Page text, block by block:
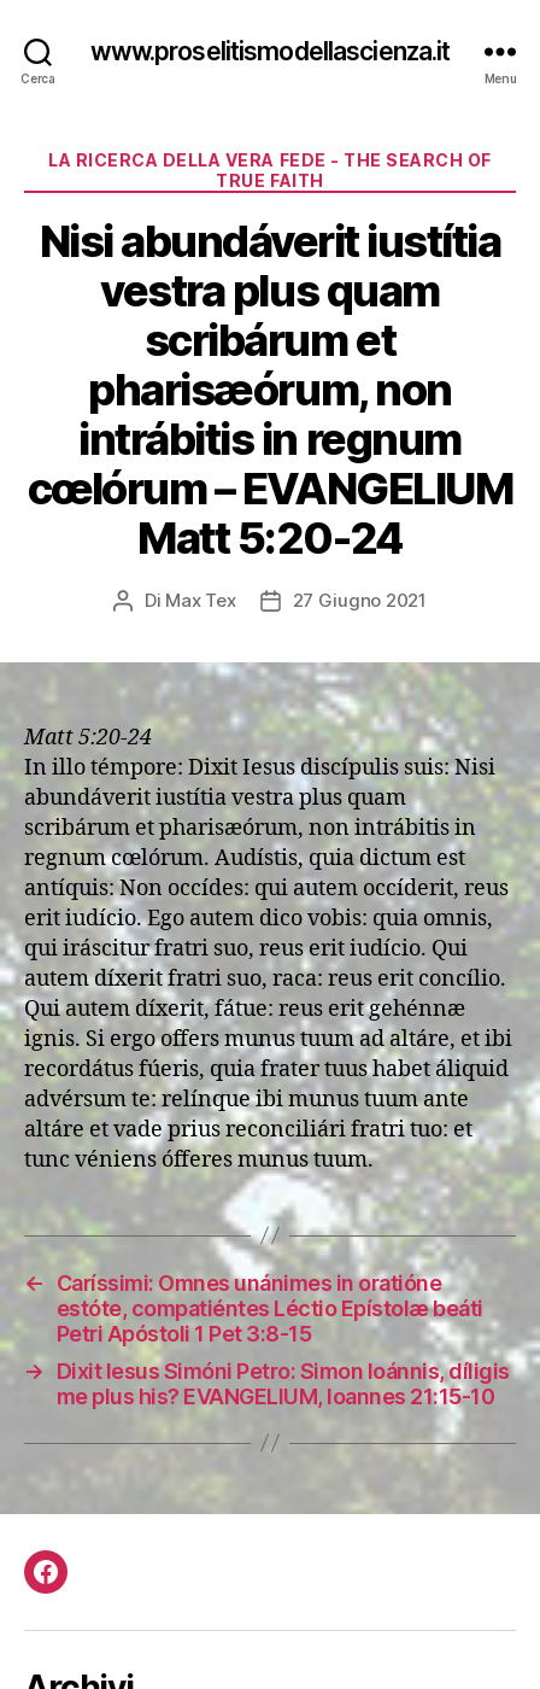
Cerca
www.proselitismodellascienza.it
Menu
Categorie
LA RICERCA DELLA VERA FEDE - THE SEARCH OF
TRUE FAITH
Nisi abundáverit iustítia
vestra plus quam
scribárum et
pharisæórum, non
intrábitis in regnum
cœlórum – EVANGELIUM
Matt 5:20-24
Autore
Di Max Tex
Data27 Giugno 2021
Matt 5:20-24
In illo témpore: Dixit Iesus discípulis suis: Nisi
abundáverit iustítia vestra plus quam
scribárum et pharisæórum, non intrábitis in
regnum cœlórum. Audístis, quia dictum est
antíquis: Non occídes: qui autem occíderit, reus
erit iudício. Ego autem dico vobis: quia omnis,
qui iráscitur fratri suo, reus erit iudício. Qui
autem díxerit fratri suo, raca: reus erit concílio.
Qui autem díxerit, fátue: reus erit gehénnæ
ignis. Si ergo offers munus tuum ad altáre, et ibi
recordátus fúeris, quia frater tuus habet áliquid
advérsum te: relínque ibi munus tuum ante
altáre et vade prius reconciliári fratri tuo: et
tunc véniens ófferes munus tuum.
←
Caríssimi: Omnes unánimes in oratióne
estóte, compatiéntes Léctio Epístolæ beáti
Petri Apóstoli 1 Pet 3:8-15
→
Dixit Iesus Simóni Petro: Simon Ioánnis, díligis
me plus his? EVANGELIUM, Ioannes 21:15-10
Facebook